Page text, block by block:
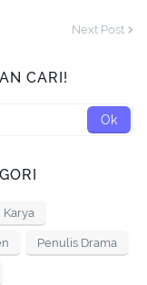
Next Post
CARI!
Karya
Penulis Drama